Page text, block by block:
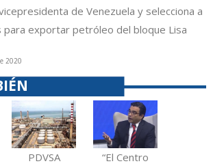
de Venezuela y selecciona a
para exportar petróleo del bloque Lisa
2020
PDVSA
“El Centro